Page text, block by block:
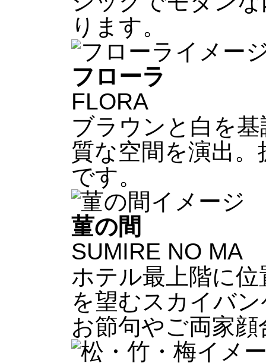
ります。
フローラ
FLORA
ブラウンと白を
質な空間を演出
です。
菫の間
SUMIRE NO MA
ホテル最上階に
を望むスカイバ
お節句やご両家